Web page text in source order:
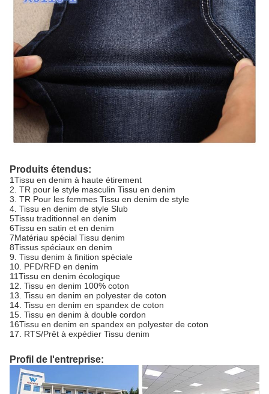
Produits étendus:
1Tissu en denim à haute étirement
2. TR pour le style masculin Tissu en denim
3. TR Pour les femmes Tissu en denim de style
4. Tissu en denim de style Slub
5Tissu traditionnel en denim
6Tissu en satin et en denim
7Matériau spécial Tissu denim
8Tissus spéciaux en denim
9. Tissu denim à finition spéciale
10. PFD/RFD en denim
11Tissu en denim écologique
12. Tissu en denim 100% coton
13. Tissu en denim en polyester de coton
14. Tissu en denim en spandex de coton
15. Tissu en denim à double cordon
16Tissu en denim en spandex en polyester de coton
17. RTS/Prêt à expédier Tissu denim
Profil de l'entreprise: